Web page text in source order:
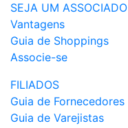
SEJA UM ASSOCIADO
Vantagens
Guia de Shoppings
Associe-se
FILIADOS
Guia de Fornecedores
Guia de Varejistas